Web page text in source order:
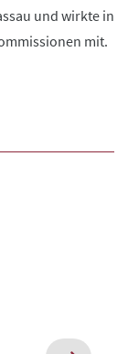
und wirkte in
mit.